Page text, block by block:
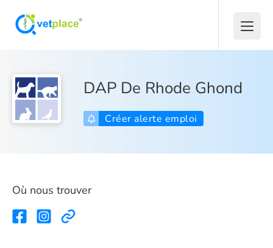
DAP De Rhode Ghond
Créer alerte emploi
Où nous trouver